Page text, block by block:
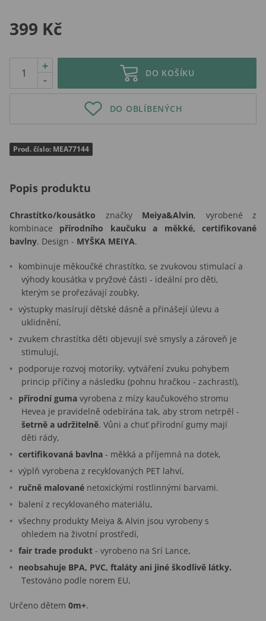
399 Kč
-
+
DO KOŠÍKU
DO OBLÍBENÝCH
Prod. číslo: MEA77144
Popis produktu
Chrastítko/kousátko značky Meiya&Alvin, vyrobené z
kombinace přírodního kaučuku a
měkké, certifikované
bavlny. Design - MYŠKA MEIYA.
kombinuje měkoučké chrastítko, se zvukovou stimulací a
výhody kousátka v pryžové části - ideální pro děti,
kterým se prořezávají zoubky,
výstupky masírují dětské dásně a přinášejí úlevu a
uklidnění,
zvukem chrastítka děti objevují své smysly a zároveň je
stimulují,
podporuje rozvoj motoriky, vytváření zvuku pohybem
princip příčiny a následku (pohnu hračkou - zachrastí),
přírodní guma vyrobena z mízy kaučukového stromu
Hevea je pravidelně odebírána tak, aby strom netrpěl -
šetrně a udržitelně. Vůni a chuť přírodní gumy mají
děti rády,
certifikovaná bavlna - měkká a příjemná na dotek,
výplň vyrobena z recyklovaných PET lahví,
ručně malované netoxickými rostlinnými barvami.
balení z recyklovaného materiálu,
všechny produkty Meiya & Alvin jsou vyrobeny s
ohledem na životní prostředí,
fair trade produkt - vyrobeno na Srí Lance,
neobsahuje BPA, PVC, ftaláty ani jiné škodlivě látky.
Testováno podle norem EU,
Určeno dětem 0m+.